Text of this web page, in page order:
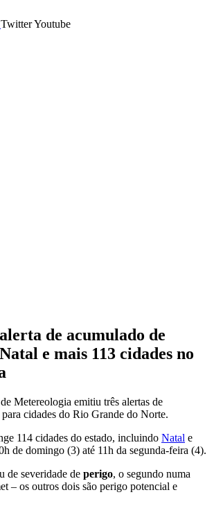
TwitterYoutube
de acumulado de
e mais 113 cidades no
Metereologia emitiu três alertas de
cidades do Rio Grande do Norte.
114 cidades do estado, incluindo Natal e
de domingo (3) até 11h da segunda-feira (4).
de severidade de perigo, o segundo numa
– os outros dois são perigo potencial e